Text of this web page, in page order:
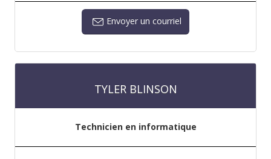
Envoyer un courriel
TYLER BLINSON
Technicien en informatique